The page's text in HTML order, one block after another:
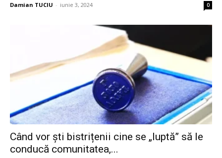
Damian TUCIU - iunie 3, 2024 0
Când vor ști bistrițenii cine se „luptă” să le
conducă comunitatea,...